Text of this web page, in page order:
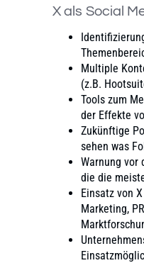
X als Social
Multiple
(z.B.
Tools zum
der Effekte
Zukünftige
sehen was
Warnung vor
die die
Einsatz von
Marketing,